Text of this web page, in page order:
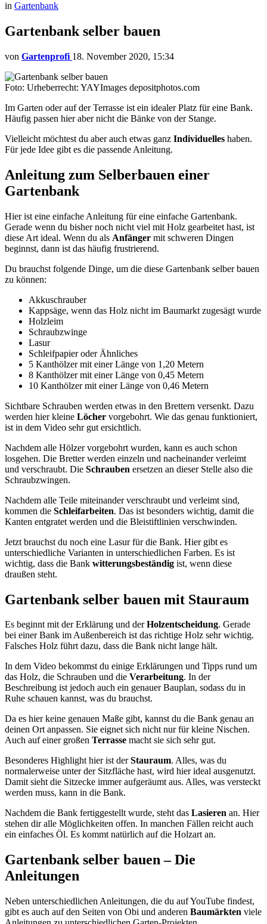
in Gartenbank
Gartenbank selber bauen
von Gartenprofi 18. November 2020, 15:34
Foto: Urheberrecht: YAYImages depositphotos.com
Im Garten oder auf der Terrasse ist ein idealer Platz für eine Bank.
Häufig passen hier aber nicht die Bänke von der Stange.
Vielleicht möchtest du aber auch etwas ganz Individuelles haben.
Für jede Idee gibt es die passende Anleitung.
Anleitung zum Selberbauen einer
Gartenbank
Hier ist eine einfache Anleitung für eine einfache Gartenbank.
Gerade wenn du bisher noch nicht viel mit Holz gearbeitet hast, ist
diese Art ideal. Wenn du als Anfänger mit schweren Dingen
beginnst, dann ist das häufig frustrierend.
Du brauchst folgende Dinge, um die diese Gartenbank selber bauen
zu können:
Akkuschrauber
Kappsäge, wenn das Holz nicht im Baumarkt zugesägt wurde
Holzleim
Schraubzwinge
Lasur
Schleifpapier oder Ähnliches
5 Kanthölzer mit einer Länge von 1,20 Metern
8 Kanthölzer mit einer Länge von 0,45 Metern
10 Kanthölzer mit einer Länge von 0,46 Metern
Sichtbare Schrauben werden etwas in den Brettern versenkt. Dazu
werden hier kleine Löcher vorgebohrt. Wie das genau funktioniert,
ist in dem Video sehr gut ersichtlich.
Nachdem alle Hölzer vorgebohrt wurden, kann es auch schon
losgehen. Die Bretter werden einzeln und nacheinander verleimt
und verschraubt. Die Schrauben ersetzen an dieser Stelle also die
Schraubzwingen.
Nachdem alle Teile miteinander verschraubt und verleimt sind,
kommen die Schleifarbeiten. Das ist besonders wichtig, damit die
Kanten entgratet werden und die Bleistiftlinien verschwinden.
Jetzt brauchst du noch eine Lasur für die Bank. Hier gibt es
unterschiedliche Varianten in unterschiedlichen Farben. Es ist
wichtig, dass die Bank witterungsbeständig ist, wenn diese
draußen steht.
Gartenbank selber bauen mit Stauraum
Es beginnt mit der Erklärung und derHolzentscheidung. Gerade
bei einer Bank im Außenbereich ist das richtige Holz sehr wichtig.
Falsches Holz führt dazu, dass die Bank nicht lange hält.
In dem Video bekommst du einige Erklärungen und Tipps rund um
das Holz, die Schrauben und die Verarbeitung. In der
Beschreibung ist jedoch auch ein genauer Bauplan, sodass du in
Ruhe schauen kannst, was du brauchst.
Da es hier keine genauen Maße gibt, kannst du die Bank genau an
deinen Ort anpassen. Sie eignet sich nicht nur für kleine Nischen.
Auch auf einer großen Terrasse macht sie sich sehr gut.
Besonderes Highlight hier ist derStauraum. Alles, was du
normalerweise unter der Sitzfläche hast, wird hier ideal ausgenutzt.
Damit sieht die Sitzecke immer aufgeräumt aus. Alles, was versteckt
werden muss, kann in die Bank.
Nachdem die Bank fertiggestellt wurde, steht das Lasieren an. Hier
stehen dir alle Möglichkeiten offen. In manchen Fällen reicht auch
ein einfaches Öl. Es kommt natürlich auf die Holzart an.
Gartenbank selber bauen – Die
Anleitungen
Neben unterschiedlichen Anleitungen, die du auf YouTube findest,
gibt es auch auf den Seiten von Obi und anderen Baumärkten viele